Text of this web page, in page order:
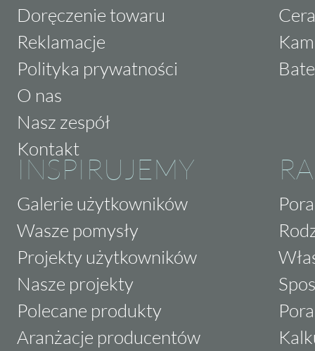
Doręczenie towaru
Reklamacje
Polityka prywatności
O nas
Nasz zespół
Kontakt
INSPIRUJEMY
Galerie użytkowników
Wasze pomysły
Projekty użytkowników
Nasze projekty
Polecane produkty
Aranżacje producentów